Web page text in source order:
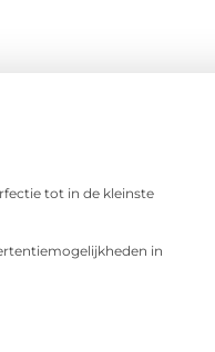
tot in de kleinste
in